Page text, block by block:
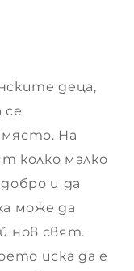
деца,
се
На
колко малко
и да
може да
нов свят.
иска да е